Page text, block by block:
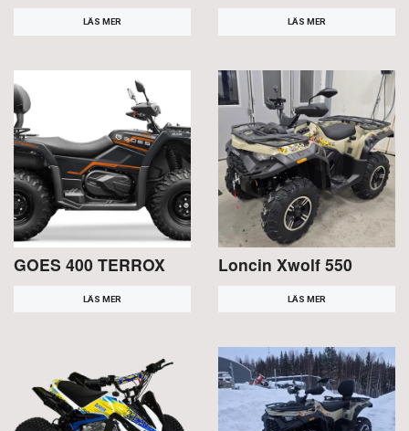
LÄS MER LÄS MER
GOES 400 TERROX
LÄS MER
Loncin Xwolf 550
LÄS MER